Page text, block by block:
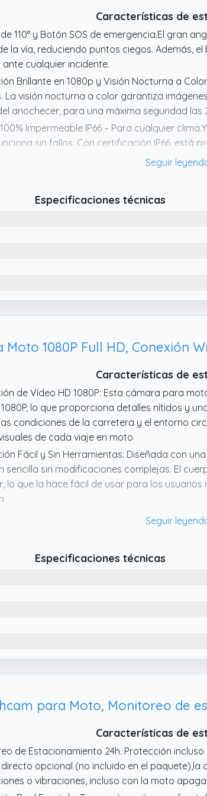
Características de
110° y Botón SOS de emergencia.El gran
la vía, reduciendo puntos ciegos. Además,
cualquier incidente.
Brillante en 1080p y Visión Nocturna a
La visión nocturna a color garantiza
anochecer, para una máxima seguridad las
Impermeable IP66 – Para cualquier
sin fallos. Con certificación IP66, está
WiFi desde tu móvil – Más fácil,
en directo, descarga vídeos o ajusta la
Especificaciones técnicas
1080P Full HD, Conexión
Características de
de Vídeo HD 1080P: Esta cámara para
lo que proporciona detalles nítidos y
condiciones de la carretera y el entorno
de cada viaje en moto
Fácil y Sin Herramientas: Diseñada con
sencilla sin modificaciones complejas. El
lo que la hace fácil de usar para los
Frontal Gran Angular de 110°: La cámara
durante la conducción
WiFi Inteligente y Funciones Prácticas:
los archivos antiguos cuando se llena el
en tiempo real y reproducir
Resistente al Agua y al Polvo IP66:
para todo el cuerpo. Esta grabadora
Especificaciones técnicas
para Moto, Monitoreo de
Características de
de Estacionamiento 24h. Protección
opcional (no incluido en el
o vibraciones, incluso con la moto